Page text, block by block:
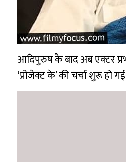
आदिपुरुष के बाद अब एक्टर
‘प्रोजेक्ट के’ की चर्चा शुरू हो